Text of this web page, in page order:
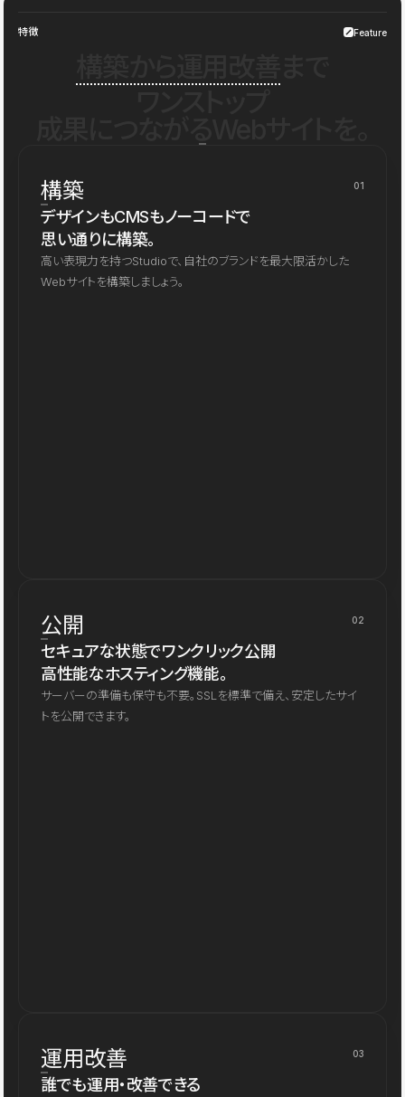
特徴 Feature
構築 01
デザインもCMSもノーコードで
思い通りに構築。
高い表現力を持つStudioで、自社のブランドを最大限活かした
Webサイトを構築しましょう。
公開 02
セキュアな状態でワンクリック公開
高性能なホスティング機能。
サーバーの準備も保守も不要。SSLを標準で備え、安定したサイ
トを公開できます。
運用改善 03
誰でも運用・改善できる